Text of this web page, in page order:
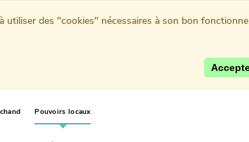
Pouvoirs locaux(current)
utiliser des "cookies" nécessaires à son bon